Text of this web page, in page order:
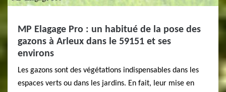
MP Elagage Pro : un habitué de la pose des
gazons à Arleux dans le 59151 et ses
environs
Les gazons sont des végétations indispensables dans les
espaces verts ou dans les jardins. En fait, leur mise en